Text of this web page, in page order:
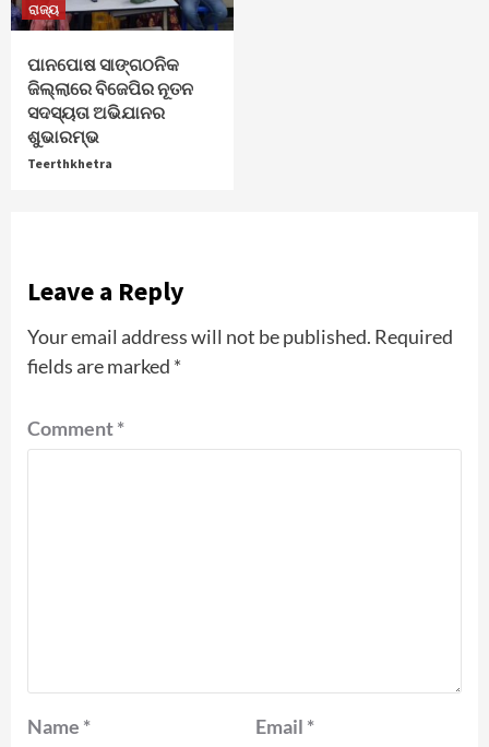
ରାଜ୍ୟ
ପାନପୋଷ ସାଙ୍ଗଠନିକ
ଜିଲ୍ଲାରେ ବିଜେପିର ନୂତନ
ସଦସ୍ୟତା ଅଭିଯାନର
ଶୁଭାରମ୍ଭ
Teerthkhetra
Leave a Reply
Your email address will not be published. Required
fields are marked *
Comment*
Name * Email *